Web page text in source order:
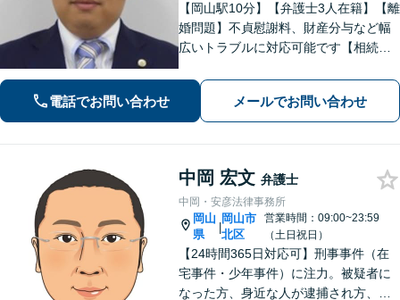
【岡山駅10分】【弁護士3人在籍】【離
婚問題】不貞慰謝料、財産分与など幅
広いトラブルに対応可能です【相続問
判」「代理人としての交渉」などお任
せください【交通事故】「軽微な事
故」から「重大な事故」まで対応
電話でお問い合わせ メールでお問い合わせ
中岡 宏文 弁護士
中岡・安彦法律事務所
岡山
県
|
岡山市
北区
営業時間：09:00~23:59
（土日祝日）
【24時間365日対応可】刑事事件（在
宅事件・少年事件）に注力。被疑者に
なった方、身近な人が逮捕され方、す